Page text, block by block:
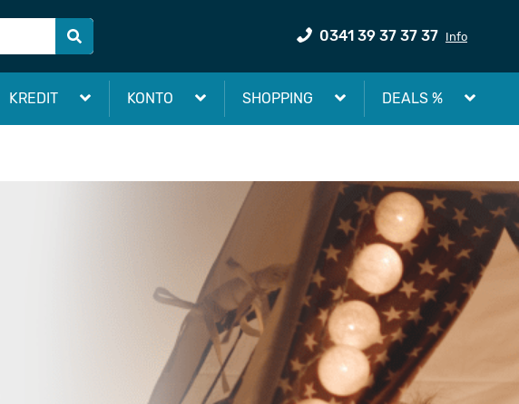
0341 39 37 37 37 Info
KREDIT KONTO SHOPPING DEALS %